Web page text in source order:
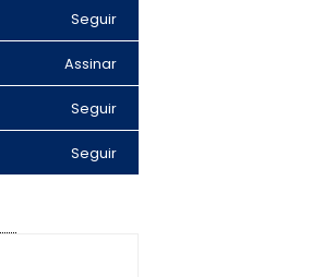
Seguir
Assinar
Seguir
Seguir